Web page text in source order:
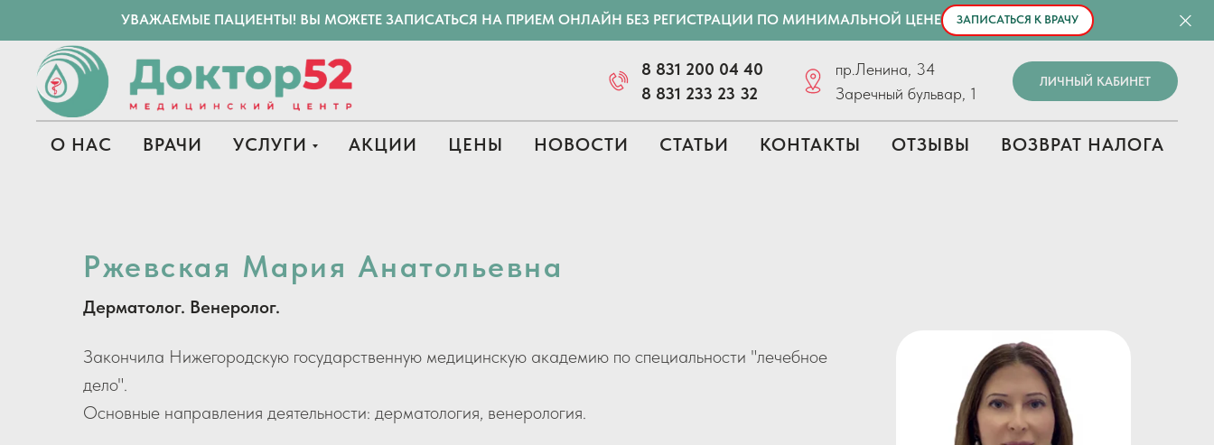
УВАЖАЕМЫЕ ПАЦИЕНТЫ! ВЫ МОЖЕТЕ ЗАПИСАТЬСЯ НА ПРИЕМ ОНЛАЙН БЕЗ РЕГИСТРАЦИИ ПО МИНИМАЛЬНОЙ ЦЕНЕ ЗАПИСАТЬСЯ К ВРАЧУ
8 831 200 04 40
8 831 233 23 32
пр.Ленина, 34
Заречный бульвар, 1
ЛИЧНЫЙ КАБИНЕТ
О НАС ВРАЧИ УСЛУГИ АКЦИИ ЦЕНЫ НОВОСТИ СТАТЬИ КОНТАКТЫ ОТЗЫВЫ ВОЗВРАТ НАЛОГА
Ржевская Мария Анатольевна
Дерматолог. Венеролог.
Закончила Нижегородскую государственную медицинскую академию по специальности "лечебное
дело".
Основные направления деятельности: дерматология, венерология.